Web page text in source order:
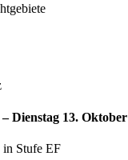
Dienstag 13. Oktober
in Stufe EF